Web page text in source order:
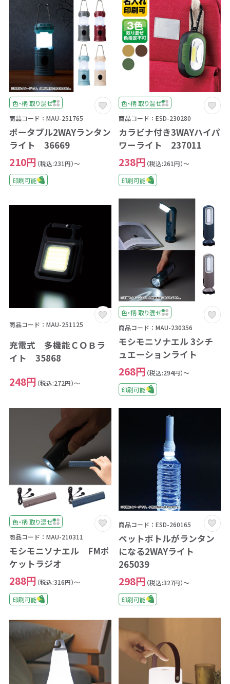
色・柄 取り混ぜ
商品コード：MAU-251765
ポータブル2WAYランタン
ライト 36669
210円 （税込:231円）～
印刷可能
色・柄 取り混ぜ
商品コード：ESD-230280
カラビナ付き3WAYハイパ
ワーライト 237011
238円 （税込:261円）～
印刷可能
商品コード：MAU-251125
充電式 多機能ＣＯＢラ
イト 35868
248円 （税込:272円）～
色・柄 取り混ぜ
商品コード：MAU-230356
モシモニソナエル 3シチ
ュエーションライト
268円 （税込:294円）～
印刷可能
色・柄 取り混ぜ
商品コード：MAU-210311
モシモニソナエル FMポ
ケットラジオ
288円 （税込:316円）～
印刷可能
商品コード：ESD-260165
ペットボトルがランタン
になる2WAYライト
265039
298円 （税込:327円）～
印刷可能